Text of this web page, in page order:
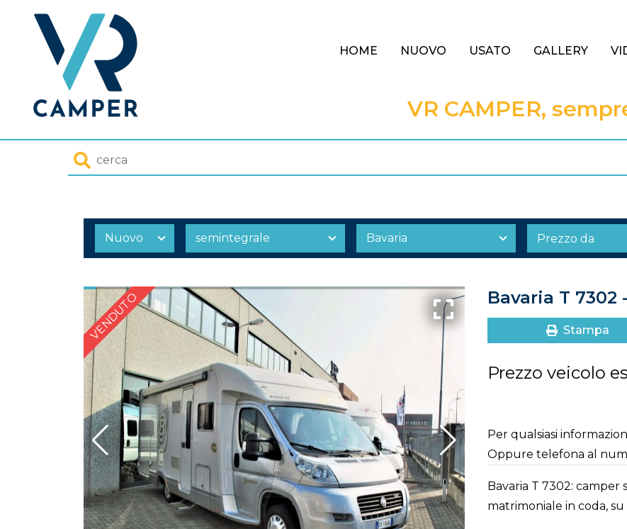
HOME NUOVO USATO GALLERY
VR CAMPER,
VENDUTO Bavaria T
Stampa
Prezzo veicolo
Per qualsiasi
Oppure telefona al
Bavaria T 7302:
matrimoniale in coda, su